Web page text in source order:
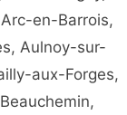
en-Barrois,
Aulnoy-sur-
aux-Forges,